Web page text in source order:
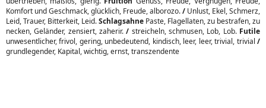
Komfort und Geschmack, glücklich, Freude, alborozo./ Unlust, Ekel, Schmerz,
Leid, Trauer, Bitterkeit, Leid.Schlagsahne Paste, Flagellaten, zu bestrafen, zu
necken, Geländer, zensiert, zaherir./ streicheln, schmusen, Lob, Lob. Futile
unwesentlicher, frivol, gering, unbedeutend, kindisch, leer, leer, trivial, trivial /
grundlegender, Kapital, wichtig, ernst, transzendente